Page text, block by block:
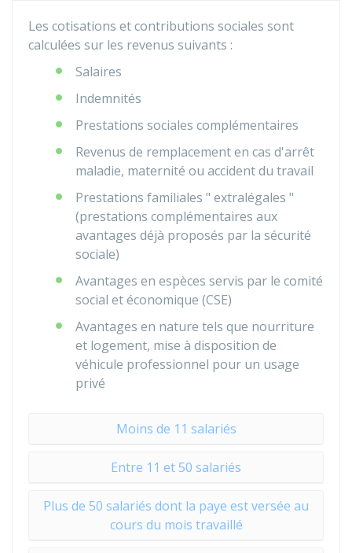
Les cotisations et contributions sociales sont
calculées sur les revenus suivants :
Salaires
Indemnités
Prestations sociales complémentaires
Revenus de remplacement en cas d'arrêt
maladie, maternité ou accident du travail
Prestations familiales " extralégales "
(prestations complémentaires aux
avantages déjà proposés par la sécurité
sociale)
Avantages en espèces servis par le comité
social et économique (CSE)
Avantages en nature tels que nourriture
et logement, mise à disposition de
véhicule professionnel pour un usage
privé
Moins de 11 salariés
Entre 11 et 50 salariés
Plus de 50 salariés dont la paye est versée au
cours du mois travaillé